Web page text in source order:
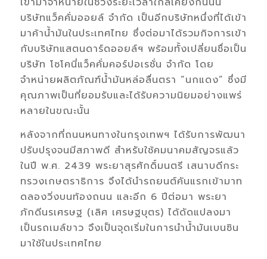
บริษัทแว็คคั่มออยล์ จำกัด เป็นอีกบริษัทหนึ่งที่ได้เข้า
มาค้าน้ำมันในประเทศไทย ซึ่งต่อมาได้รวมกิจการเข้า
กับบริษัทแสตนดาร์ดออยล์ฯ พร้อมทั้งเปลี่ยนชื่อเป็น
บริษัท โซโคนี่แว็คคั่มคอร์ปอเรชั่น จำกัด โดย
จำหน่ายผลิตภัณฑ์น้ำมันหล่อลื่นตรา “นกแดง” ซึ่งมี
คุณภาพเป็นที่ยอมรับและได้รับความนิยมอย่างแพร่
หลายในขณะนั้น
หลังจากที่ถนนหนทางในกรุงเทพฯ ได้รับการพัฒนา
ปรับปรุงจนมีสภาพดี สำหรับใช้คมนาคมสัญจรแล้ว
ในปี พ.ศ. 2439 พระยาสุรศักดิ์มนตรี เสนาบดีกระ
ทรวงเกษตราธิการ จึงได้นำรถยนต์คันแรกเข้ามาท
ดลองวิ่งบนท้องถนน และอีก 6 ปีต่อมา พระยา
ภักดีนรเศรษฐ (เลิศ เศรษฐบุตร) ได้ดัดแปลงมา
เป็นรถเมล์ขาว จึงเป็นจุดเริ่มในการนำน้ำมันเบนซิน
มาใช้ในประเทศไทย